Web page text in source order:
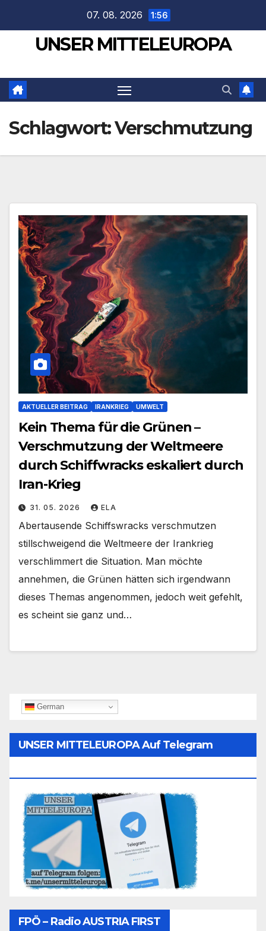
springen
07. 08. 2026 1:56
UNSER MITTELEUROPA
Schlagwort:Verschmutzung
AKTUELLER BEITRAG IRANKRIEG UMWELT
Kein Thema für die Grünen –
Verschmutzung der Weltmeere
durch Schiffwracks eskaliert durch
Iran-Krieg
31. 05. 2026 ELA
Abertausende Schiffswracks verschmutzen
stillschweigend die Weltmeere der Irankrieg
verschlimmert die Situation. Man möchte
annehmen, die Grünen hätten sich irgendwann
dieses Themas angenommen, jedoch weit gefehlt,
es scheint sie ganz und…
German
UNSER MITTELEUROPA Auf Telegram
FPÖ – Radio AUSTRIA FIRST